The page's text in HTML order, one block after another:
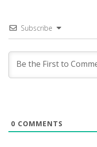
Subscribe
0 COMMENTS